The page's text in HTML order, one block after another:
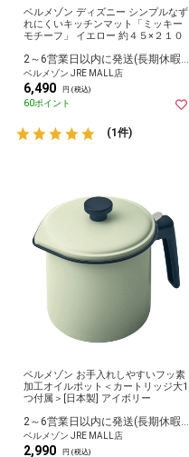
ベルメゾン ディズニー シンプルなず
れにくいキッチンマット「ミッキー
モチーフ」 イエロー 約４５×２１０
2～6営業日以内に発送(長期休暇除く)
ベルメゾン JRE MALL店
6,490 円 (税込)
60ポイント
(1件)
ベルメゾン お手入れしやすいフッ素
加工オイルポット＜カートリッジ大1
つ付属＞[日本製] アイボリー
2～6営業日以内に発送(長期休暇除く)
ベルメゾン JRE MALL店
2,990 円 (税込)